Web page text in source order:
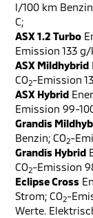
l/100 km
C;
ASX 1.2 Turbo
Emission 133 g/
ASX Mildhybrid
CO2-Emission
ASX Hybrid
Emission 99-
Grandis
Benzin; CO2-
Grandis Hybrid
CO2-Emission
Eclipse Cross
Strom; CO2-
Werte.